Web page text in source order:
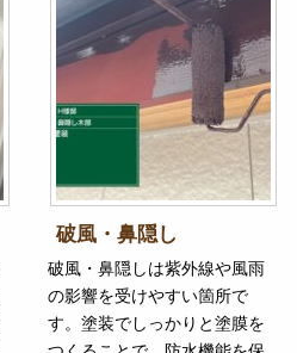
破風・鼻隠し
破風・鼻隠しは紫外線や風雨
の影響を受けやすい箇所で
す。塗装でしっかりと塗膜を